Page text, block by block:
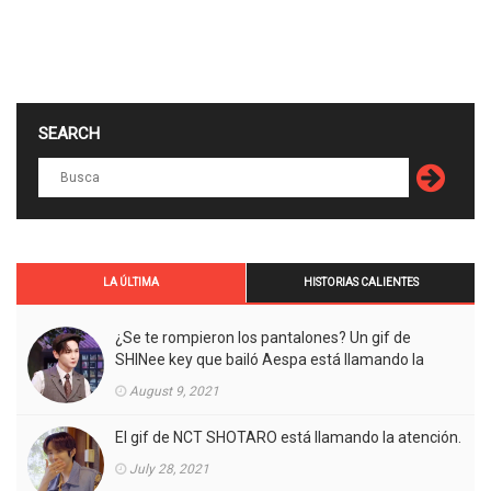
SEARCH
LA ÚLTIMA HISTORIAS CALIENTES
¿Se te rompieron los pantalones? Un gif de
SHINee key que bailó Aespa está llamando la
August 9, 2021
El gif de NCT SHOTARO está llamando la atención.
July 28, 2021